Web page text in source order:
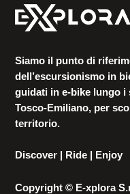
Siamo il punto di
dell’escursionismo in
guidati in e-bike lungo i
Tosco-Emiliano, per
territorio.
Discover | Ride | Enjoy
Copyright © E-xplora